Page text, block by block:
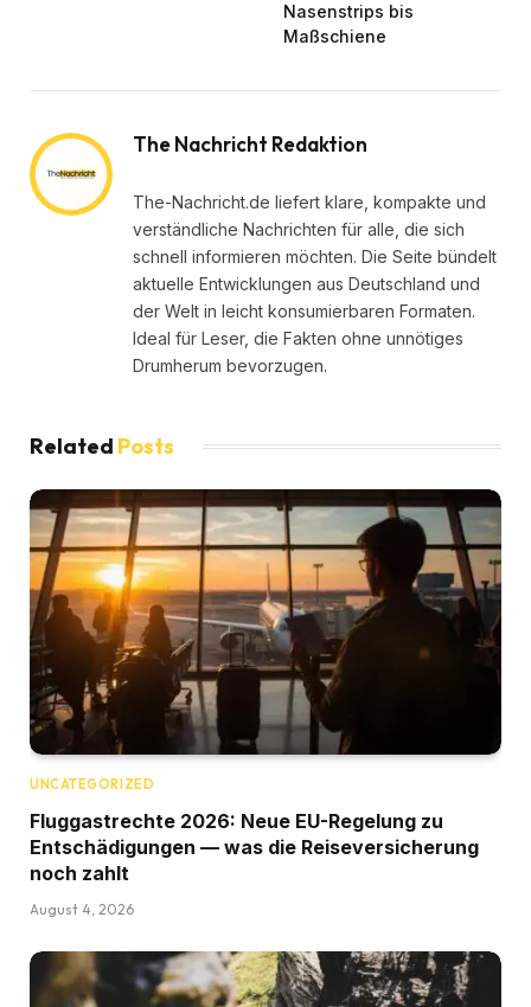
Nasenstrips bis
Maßschiene
The Nachricht Redaktion
The-Nachricht.de liefert klare, kompakte und
verständliche Nachrichten für alle, die sich
schnell informieren möchten. Die Seite bündelt
aktuelle Entwicklungen aus Deutschland und
der Welt in leicht konsumierbaren Formaten.
Ideal für Leser, die Fakten ohne unnötiges
Drumherum bevorzugen.
Related Posts
UNCATEGORIZED
Fluggastrechte 2026: Neue EU-Regelung zu
Entschädigungen — was die Reiseversicherung
noch zahlt
August 4, 2026